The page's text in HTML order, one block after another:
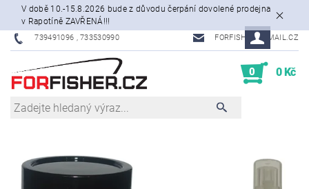
V době 10.-15.8.2026 bude z důvodu čerpání dovolené prodejna
v Rapotíně ZAVŘENÁ!!!
739491096 , 733530990 FORFISHER@EMAIL.CZ
0 0 Kč